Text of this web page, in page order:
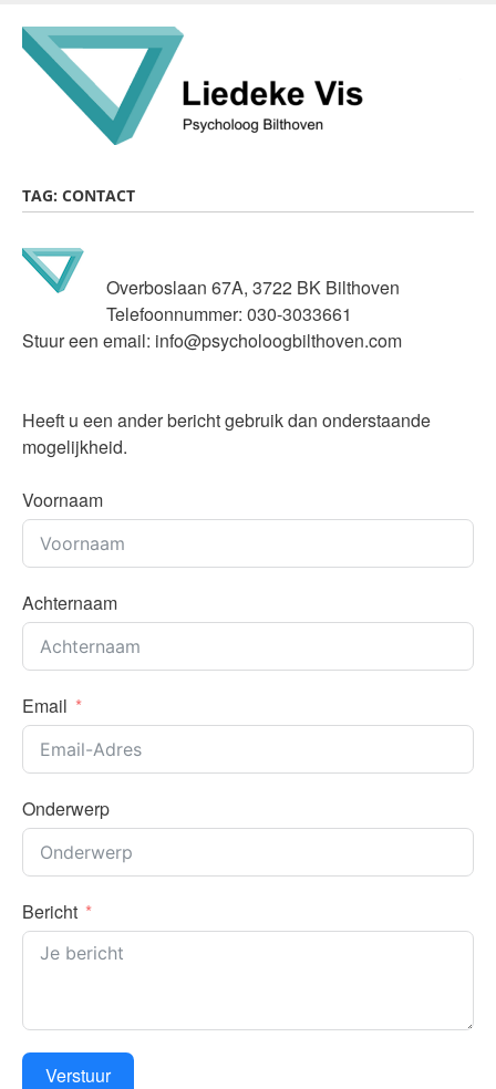
main
content
TAG: CONTACT
Overboslaan 67A, 3722 BK Bilthoven
Telefoonnummer: 030-3033661
Stuur een email: info@psycholoogbilthoven.com
Heeft u een ander bericht gebruik dan onderstaande
mogelijkheid.
Voornaam
Achternaam
Email
Onderwerp
Bericht
Verstuur